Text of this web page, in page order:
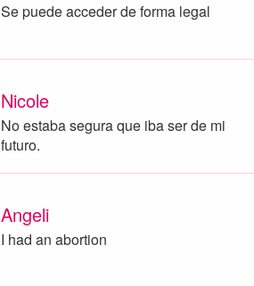
Se puede acceder de forma legal
Nicole
No estaba segura que iba ser de mi
futuro.
Angeli
I had an abortion